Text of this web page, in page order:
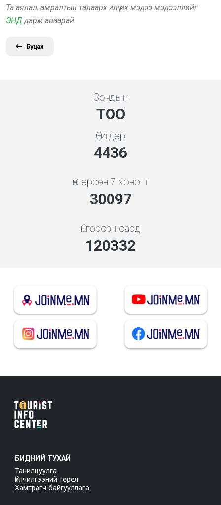
Та аялал, амралтын талаарх илүү их мэдээ мэдээллийг
ЭНД дарж аваарай
Буцах
Зочдын
ТОО
Өчигдөр
4778
Өнгөрсөн 7 хоногт
32412
Өнгөрсөн сард
129589
БИДНИЙ ТУХАЙ
Танилцуулга
Үйлчилгээний төрөл
Хамтрагч байгууллага